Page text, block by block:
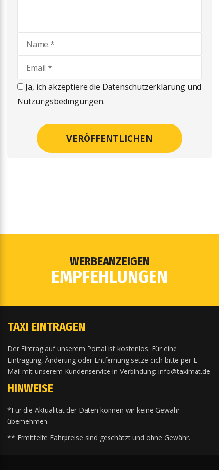
Ja, ich akzeptiere die Datenschutzerklärung und
Nutzungsbedingungen.
WERBEANZEIGEN
EMPFEHLUNGEN
TAXI EINTRAGEN
Der Eintrag auf unserem Portal ist kostenlos. Für eine
Eintragung, Änderung oder Entfernung setze dich bitte per E-
Mail mit unserem Kundenservice in Verbindung: info@taximat.de
HINWEISE
*Für die Aktualität der Daten können wir keine Gewähr
übernehmen.
** Ermittelte Fahrpreise sind geschätzt und ohne Gewähr.